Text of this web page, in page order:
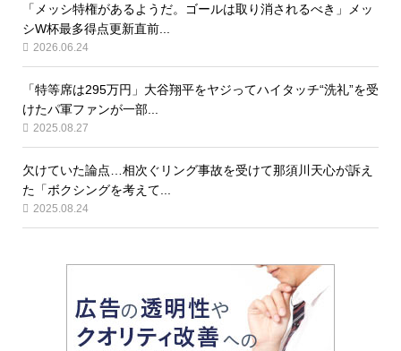
「メッシ特権があるようだ。ゴールは取り消されるべき」メッ
シW杯最多得点更新直前...
2026.06.24
「特等席は295万円」大谷翔平をヤジってハイタッチ“洗礼”を受
けたパ軍ファンが一部...
2025.08.27
欠けていた論点…相次ぐリング事故を受けて那須川天心が訴え
た「ボクシングを考えて...
2025.08.24